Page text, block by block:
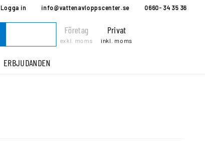
Logga in info@vattenavloppscenter.se 0660- 34 35 36
Företag
exkl. moms
Privat
inkl. moms
ERBJUDANDEN